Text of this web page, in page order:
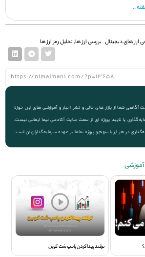
..
ارز های دیجیتال بررسی ارز ها,تحلیل رمز ارز ها
شما از بازار های مالی و نشر اخبار و آموزشی های این حوزه
یا تایید پروژه ای از سمت سایت آکادمی نیما ایمانی نیست.
در هر ارز یا سهم و پروژه تماما بر عهده سرمایه‌گذاران آن است.
آموزشی
ترفند پیدا کردن پامپ شت کوین